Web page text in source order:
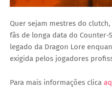
Quer sejam mestres do
fãs de longa data do Counter-
legado da Dragon Lore
exigida pelos jogadores
Para mais informações clica